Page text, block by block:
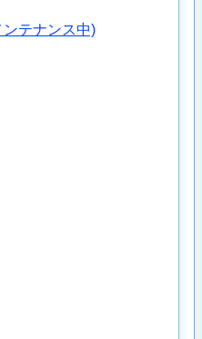
テナンス中)